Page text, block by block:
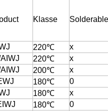
Klasse Solderable
220℃ x
220℃ x
200℃ x
180℃ 0
180℃ x
180℃ 0